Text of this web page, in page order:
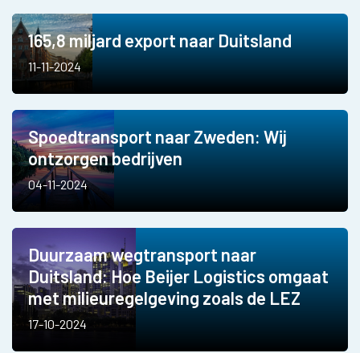
165,8 miljard export naar Duitsland
11-11-2024
Spoedtransport naar Zweden: Wij
ontzorgen bedrijven
04-11-2024
Duurzaam wegtransport naar
Duitsland: Hoe Beijer Logistics omgaat
met milieuregelgeving zoals de LEZ
17-10-2024